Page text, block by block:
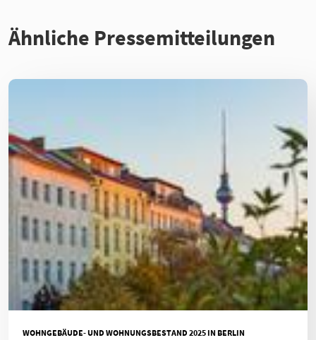
Ähnliche Pressemitteilungen
WOHNGEBÄUDE- UND WOHNUNGSBESTAND 2025 IN BERLIN